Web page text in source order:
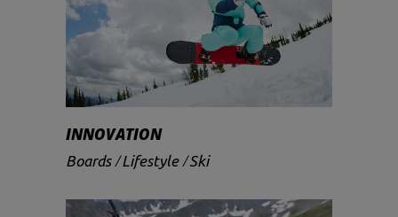
INNOVATION
Boards Lifestyle Ski